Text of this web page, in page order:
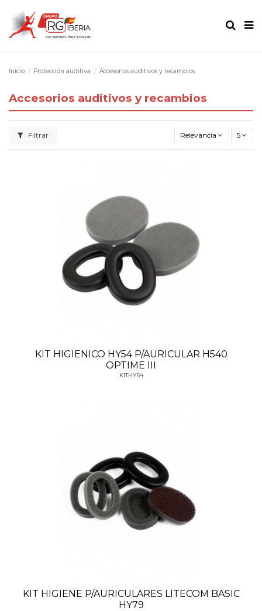
Inicio Protección auditiva Accesorios auditivos y recambios
Accesorios auditivos y recambios
Filtrar Relevancia 5
KIT HIGIENICO HY54 P/AURICULAR H540
OPTIME III
KITHY54
KIT HIGIENE P/AURICULARES LITECOM BASIC
HY79